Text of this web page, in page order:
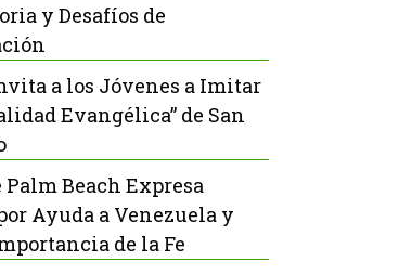
y Desafíos de
a los Jóvenes a Imitar
Evangélica” de San
Palm Beach Expresa
Ayuda a Venezuela y
de la Fe